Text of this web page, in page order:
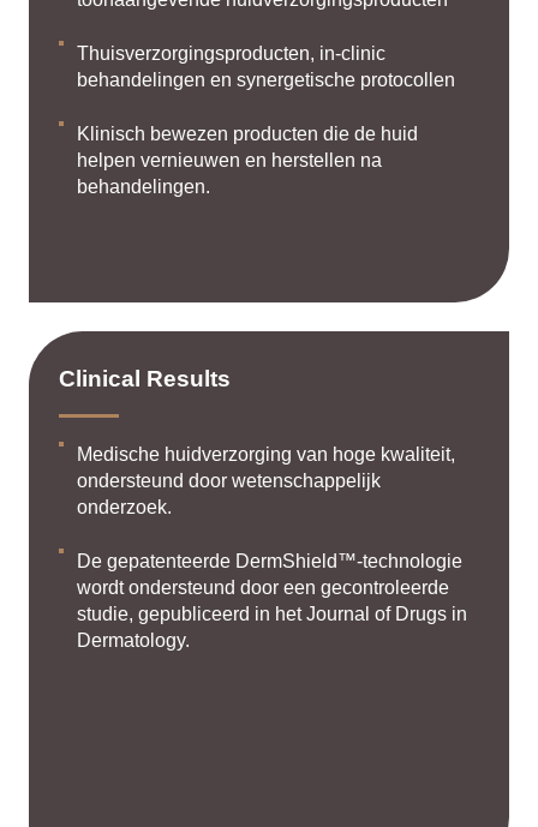
Thuisverzorgingsproducten, in-clinic
behandelingen en synergetische protocollen
Klinisch bewezen producten die de huid
helpen vernieuwen en herstellen na
behandelingen.
Clinical Results
Medische huidverzorging van hoge kwaliteit,
ondersteund door wetenschappelijk
onderzoek.
De gepatenteerde DermShield™-technologie
wordt ondersteund door een gecontroleerde
studie, gepubliceerd in het Journal of Drugs in
Dermatology.